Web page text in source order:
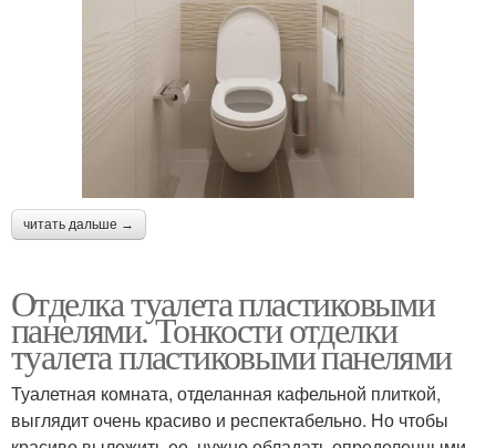
читать дальше →
Отделка туалета пластиковыми
панелями. Тонкости отделки
туалета пластиковыми панелями
Туалетная комната, отделанная кафельной плиткой,
выглядит очень красиво и респектабельно. Но чтобы